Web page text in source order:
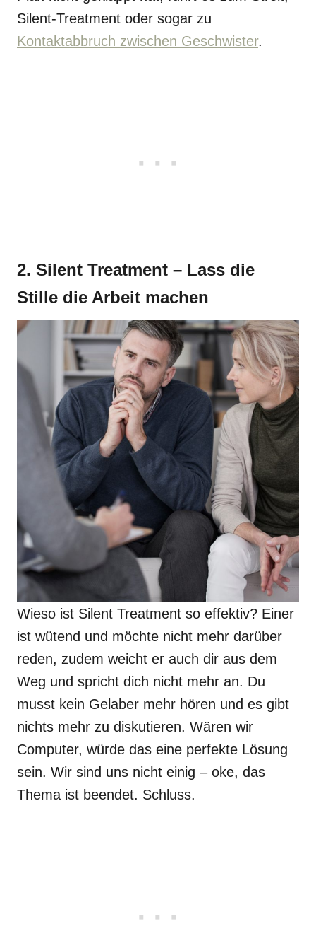
Silent-Treatment oder sogar zu
Kontaktabbruch zwischen Geschwister.
2. Silent Treatment – Lass die
Stille die Arbeit machen
Wieso ist Silent Treatment so effektiv? Einer
ist wütend und möchte nicht mehr darüber
reden, zudem weicht er auch dir aus dem
Weg und spricht dich nicht mehr an. Du
musst kein Gelaber mehr hören und es gibt
nichts mehr zu diskutieren. Wären wir
Computer, würde das eine perfekte Lösung
sein. Wir sind uns nicht einig – oke, das
Thema ist beendet. Schluss.